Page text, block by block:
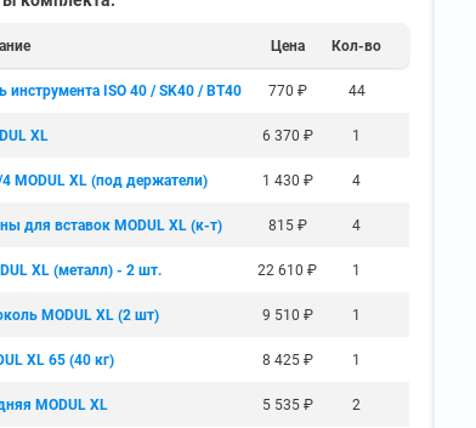
1800 мм
1000 мм
1200 мм
ПО МАТЕРИАЛУ /
Порошковое покрытие
Металл + дерево
Антикоррозийное
ПО ГРУЗОПОДЪЕМНОСТИ
Среднегрузовые (до 2500
Тяжелые (до 10000 кг)
Цена Кол-во
инструмента ISO 40 / SK40 / BT40 770 ₽ 44
XL 6 370 ₽ 1
MODUL XL (под держатели) 1 430 ₽ 4
для вставок MODUL XL (к-т) 815₽ 4
XL (металл) - 2 шт. 22 610 ₽ 1
MODUL XL (2 шт) 9 510 ₽ 1
XL 65 (40 кг) 8 425₽ 1
MODUL XL 5 535₽ 2